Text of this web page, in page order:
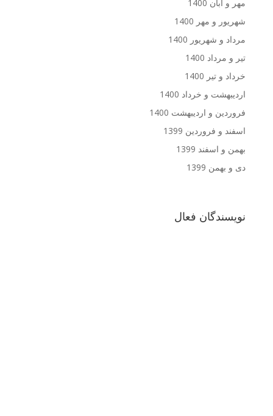
مهر و آبان 1400
شهریور و مهر 1400
مرداد و شهریور 1400
تیر و مرداد 1400
خرداد و تیر 1400
اردیبهشت و خرداد 1400
فروردین و اردیبهشت 1400
اسفند و فروردین 1399
بهمن و اسفند 1399
دی و بهمن 1399
نویسندگان فعال